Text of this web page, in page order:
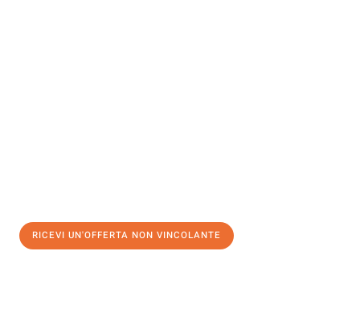
RICEVI UN'OFFERTA NON VINCOLANTE